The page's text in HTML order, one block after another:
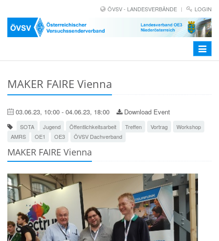
ÖVSV - LANDESVERBÄNDE LOGIN
Toggle
MAKER FAIRE Vienna
03.06.23, 10:00 - 04.06.23, 18:00 Download Event
SOTA Jugend Öffentlichkeitsarbeit Treffen Vortrag
Workshop
AMRS
OE1 OE3 ÖVSV Dachverband
MAKER FAIRE Vienna